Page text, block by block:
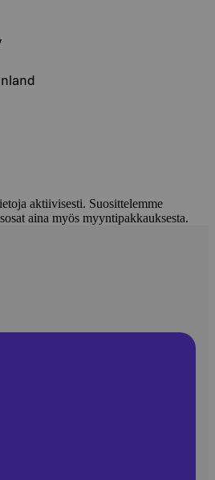
aktiivisesti. Suosittelemme
aina myös myyntipakkauksesta.